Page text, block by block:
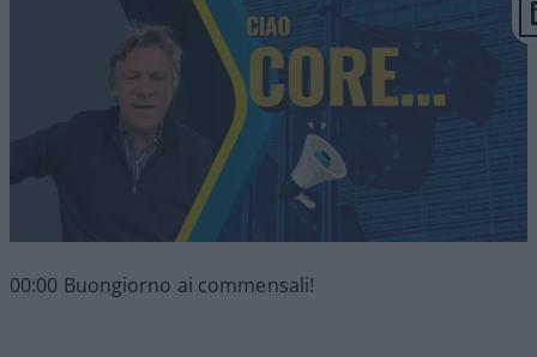
00:00 Buongiorno ai commensali!